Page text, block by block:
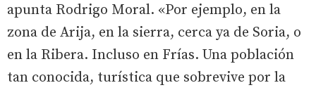
apunta Rodrigo Moral. «Por ejemplo, en la
zona de Arija, en la sierra, cerca ya de Soria, o
en la Ribera. Incluso en Frías. Una población
tan conocida, turística que sobrevive por la